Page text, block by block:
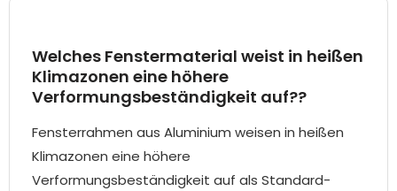
Welches Fenstermaterial weist in heißen
Klimazonen eine höhere
Verformungsbeständigkeit auf??
Fensterrahmen aus Aluminium weisen in heißen
Klimazonen eine höhere
Verformungsbeständigkeit auf als Standard-